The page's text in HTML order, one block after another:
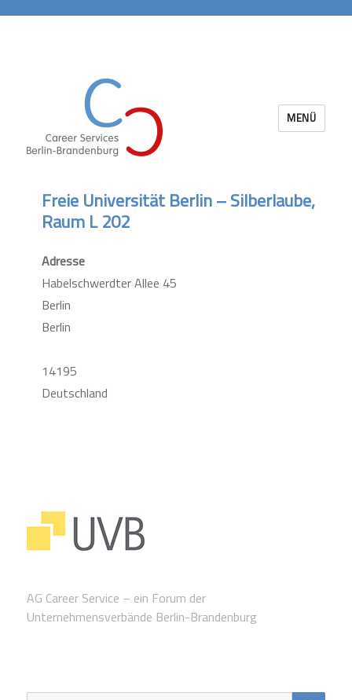
MENÜ
Freie Universität Berlin – Silberlaube,
Raum L 202
Adresse
Habelschwerdter Allee 45
Berlin
Berlin
14195
Deutschland
AG Career Service – ein Forum der
Unternehmensverbände Berlin-Brandenburg